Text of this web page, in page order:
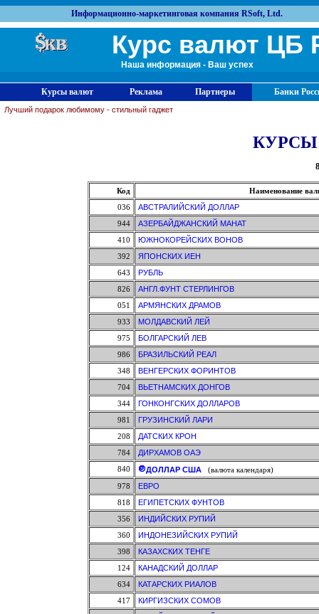
Информационно-маркетинговая компания RSoft, Ltd.
Курс валют ЦБ
Наша информация - Ваш успех
Курсы валют Реклама Партнеры Банки
Лучший подарок любимому - стильный гаджет
Код
Наименование
036
АВСТРАЛИЙСКИЙ ДОЛЛАР
944
АЗЕРБАЙДЖАНСКИЙ МАНАТ
410
ЮЖНОКОРЕЙСКИХ ВОНОВ
392
ЯПОНСКИХ ИЕН
643
РУБЛЬ
826
АНГЛ.ФУНТ СТЕРЛИНГОВ
051
АРМЯНСКИХ ДРАМОВ
933
МОЛДАВСКИЙ ЛЕЙ
975
БОЛГАРСКИЙ ЛЕВ
986
БРАЗИЛЬСКИЙ РЕАЛ
348
ВЕНГЕРСКИХ ФОРИНТОВ
704
ВЬЕТНАМСКИХ ДОНГОВ
344
ГОНКОНГСКИХ ДОЛЛАРОВ
981
ГРУЗИНСКИЙ ЛАРИ
208
ДАТСКИХ КРОН
784
ДИРХАМОВ ОАЭ
840
ДОЛЛАР США(валюта календаря)
978
ЕВРО
818
ЕГИПЕТСКИХ ФУНТОВ
356
ИНДИЙСКИХ РУПИЙ
360
ИНДОНЕЗИЙСКИХ РУПИЙ
398
КАЗАХСКИХ ТЕНГЕ
124
КАНАДСКИЙ ДОЛЛАР
634
КАТАРСКИХ РИАЛОВ
417
КИРГИЗСКИХ СОМОВ